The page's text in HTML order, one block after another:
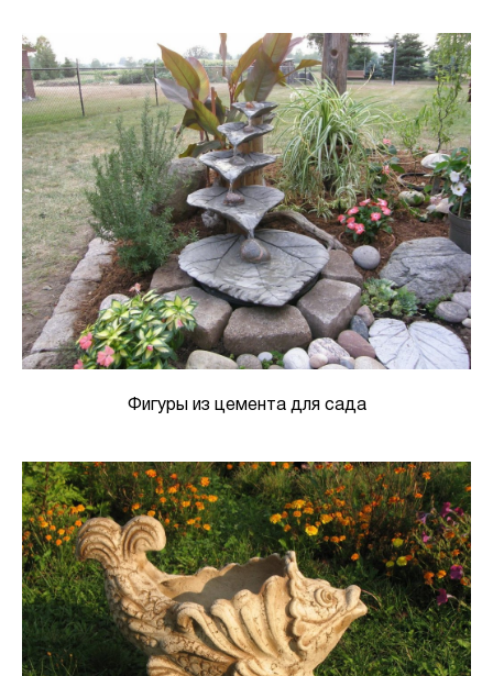
Фигуры из цемента для сада